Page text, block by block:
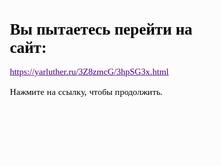
Вы пытаетесь перейти на
сайт:
https://yarluther.ru/3Z8zmcG/3hpSG3x.html
Нажмите на ссылку, чтобы продолжить.